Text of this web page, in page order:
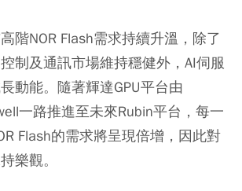
階NOR Flash需求持續升溫，除了
制及通訊市場維持穩健外，AI伺服
動能。隨著輝達GPU平台由
一路推進至未來Rubin平台，每一
Flash的需求將呈現倍增，因此對
樂觀。